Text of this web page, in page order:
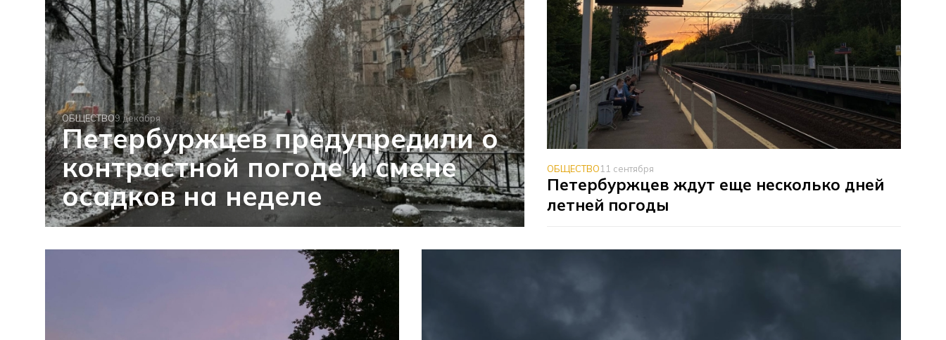
ОБЩЕСТВО9 декабря
Петербуржцев предупредили о
контрастной погоде и смене
осадков на неделе
ОБЩЕСТВО11 сентября
Петербуржцев ждут еще несколько дней
летней погоды